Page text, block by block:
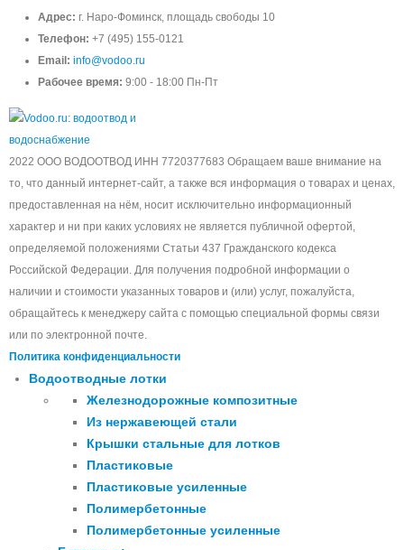
Адрес: г. Наро-Фоминск, площадь свободы 10
Телефон: +7 (495) 155-0121
Email: info@vodoo.ru
Рабочее время: 9:00 - 18:00 Пн-Пт
2022 ООО ВОДООТВОД ИНН 7720377683 Обращаем ваше внимание на
то, что данный интернет-сайт, а также вся информация о товарах и ценах,
предоставленная на нём, носит исключительно информационный
характер и ни при каких условиях не является публичной офертой,
определяемой положениями Статьи 437 Гражданского кодекса
Российской Федерации. Для получения подробной информации о
наличии и стоимости указанных товаров и (или) услуг, пожалуйста,
обращайтесь к менеджеру сайта с помощью специальной формы связи
или по электронной почте.
Политика конфиденциальности
Водоотводные лотки
Железнодорожные композитные
Из нержавеющей стали
Крышки стальные для лотков
Пластиковые
Пластиковые усиленные
Полимербетонные
Полимербетонные усиленные